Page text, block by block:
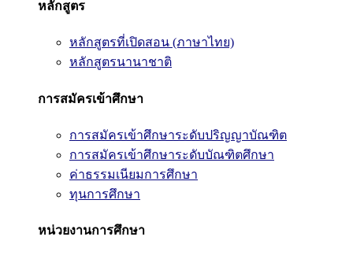
หลักสูตร
หลักสูตรที่เปิดสอน (ภาษาไทย)
หลักสูตรนานาชาติ
การสมัครเข้าศึกษา
การสมัครเข้าศึกษาระดับปริญญาบัณฑิต
การสมัครเข้าศึกษาระดับบัณฑิตศึกษา
ค่าธรรมเนียมการศึกษา
ทุนการศึกษา
หน่วยงานการศึกษา